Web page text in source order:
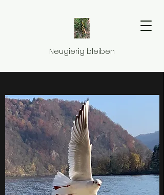
Neugierig bleiben